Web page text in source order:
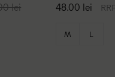
lei 48.00 lei
M L